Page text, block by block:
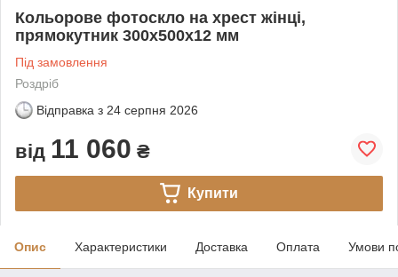
Кольорове фотоскло на хрест жінці,
прямокутник 300х500х12 мм
Під замовлення
Роздріб
Відправка з 24 серпня 2026
від 11 060 ₴
Купити
Опис Характеристики Доставка Оплата Умови